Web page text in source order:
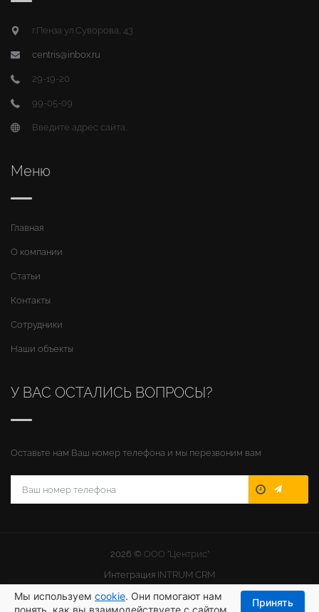
Мы используем cookie. Они помогают нам
понять, как вы взаимодействуете с сайтом.
Принять
г.Пенза ул.Суворова, 43
centris@inbox.ru
29-19-20
99-05-09
Введите адрес сайта.
Меню
Главная
О компании
Статьи
Контакты
Сотрудники
Наши объекты
У ВАС ОСТАЛИСЬ ВОПРОСЫ?
Оставьте нам Ваш номер телефона и мы перезвоним вам
2026 © ООО "Центрис"
Интеграция INTRUM CRM